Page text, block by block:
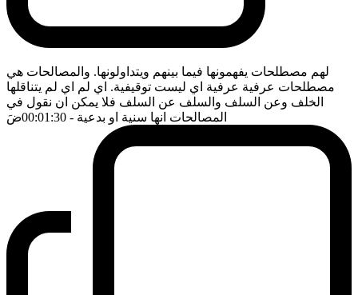
لهم مصطلحات يفهمونها فيما بينهم ويتداولونها. والمصالحات هي
مصطلحات عرفية عرفية اي ليست توقيفية. اي لم اي لم يتناقلها
الخلف وعن السلف والسلف عن السلف فلا يمكن ان نقول في
المصالحات انها سنية او بدعية - 00:01:30 ضَ